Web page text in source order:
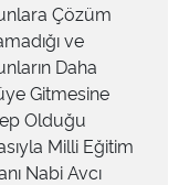
Çözüm
ve
Daha
Gitmesine
Olduğu
Milli Eğitim
Nabi Avcı